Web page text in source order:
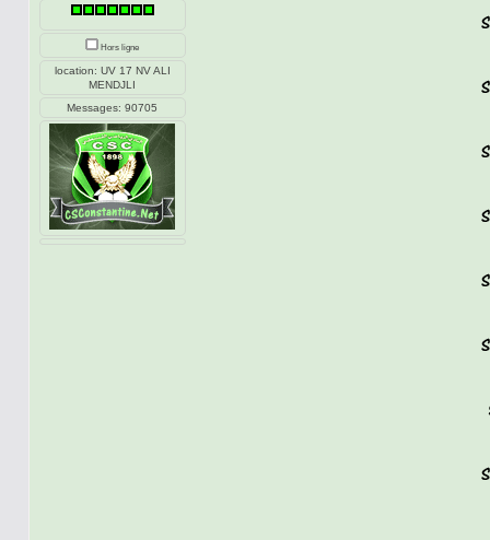
Hors ligne
location: UV 17 NV ALI
MENDJLI
Messages: 90705